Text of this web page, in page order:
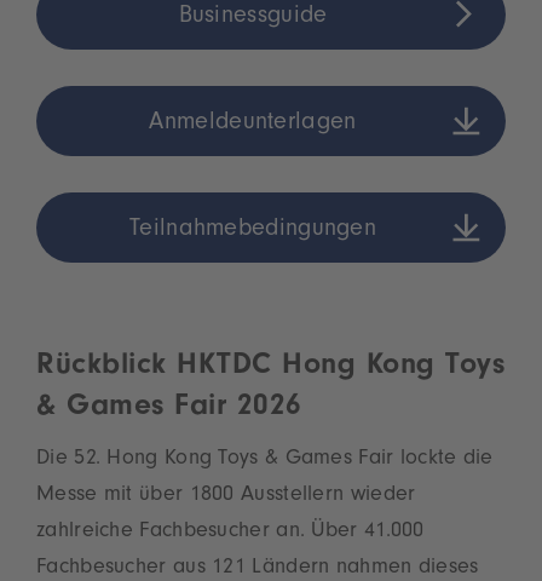
Businessguide
Anmeldeunterlagen
Teilnahmebedingungen
Rückblick HKTDC Hong Kong Toys
& Games Fair 2026
Die 52. Hong Kong Toys & Games Fair lockte die
Messe mit über 1800 Ausstellern wieder
zahlreiche Fachbesucher an. Über 41.000
Fachbesucher aus 121 Ländern nahmen dieses